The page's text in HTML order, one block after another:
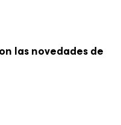
las novedades de